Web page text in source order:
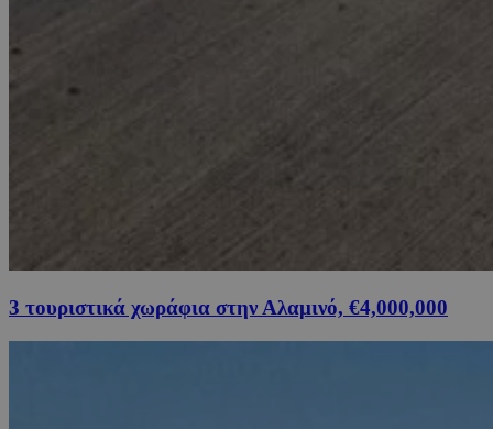
3 τουριστικά χωράφια στην Αλαμινό, €4,000,000